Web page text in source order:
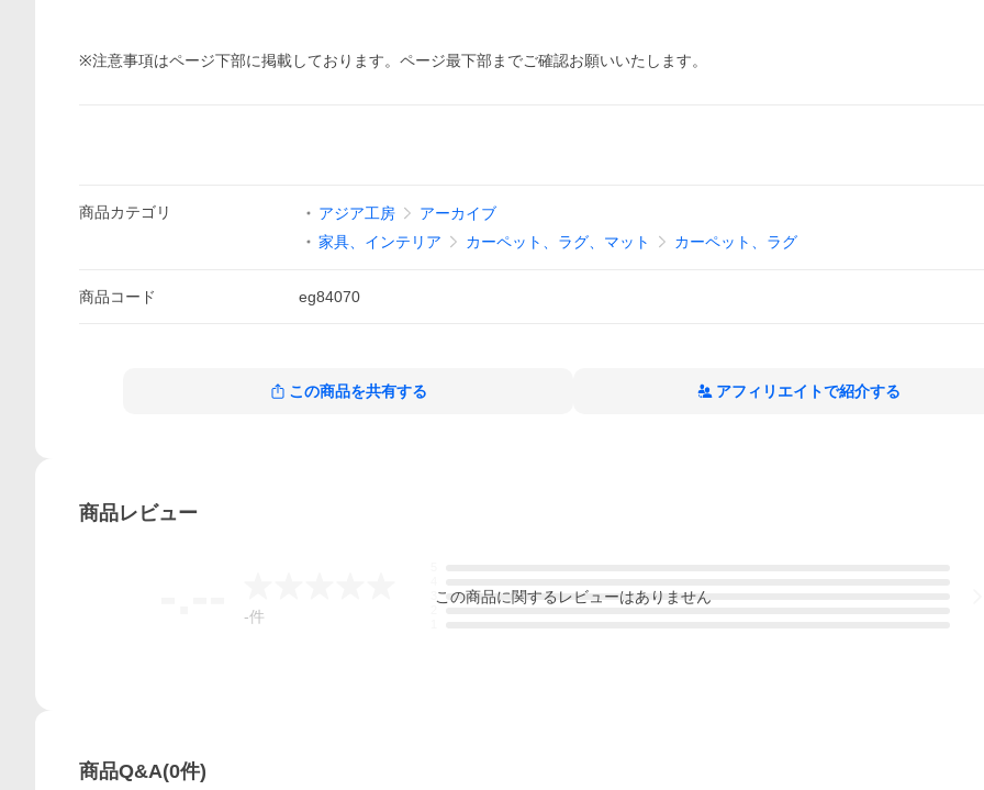
※注意事項はページ下部に掲載しております。ページ最下部までご確認お願いいたします。
商品カテゴリ アジア工房
アーカイブ
家具、インテリア
カーペット、ラグ、マット カーペット、ラグ
商品コード eg84070
この商品を共有する アフィリエイトで紹介する
商品レビュー
-件
この商品に関するレビューはありません
商品Q&A(0件)